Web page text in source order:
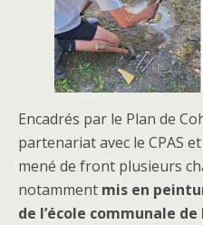
Encadrés par le Plan de
partenariat avec le CPAS
mené de front plusieurs
notamment mis en
de l’école communale de